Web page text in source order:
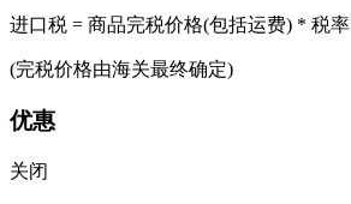
进口税 = 商品完税价格(包括运费) * 税率
(完税价格由海关最终确定)
优惠
关闭